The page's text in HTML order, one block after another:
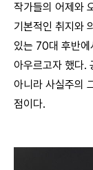
작가들의 어제와
기본적인 취지와
있는 70대 후반
아우르고자 했다.
아니라 사실주의
점이다.